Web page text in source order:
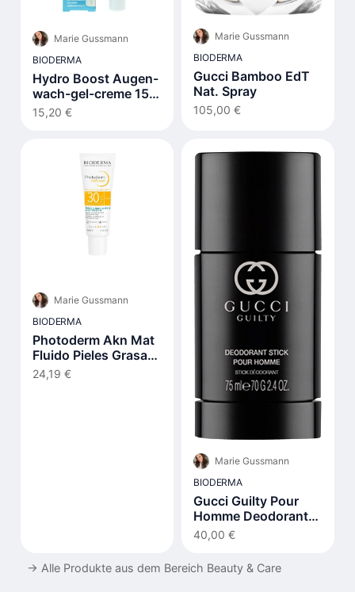
Marie Gussmann
BIODERMA
Hydro Boost Augen-
wach-gel-creme 15
ml
15,20 €
Marie Gussmann
BIODERMA
Gucci Bamboo EdT
Nat. Spray
105,00 €
Marie Gussmann
BIODERMA
Photoderm Akn Mat
Fluido Pieles Grasas
Y Acnéicas Spf30 40
24,19 €
Marie Gussmann
BIODERMA
Gucci Guilty Pour
Homme Deodorant
Stick
40,00 €
→ Alle Produkte aus dem Bereich Beauty & Care